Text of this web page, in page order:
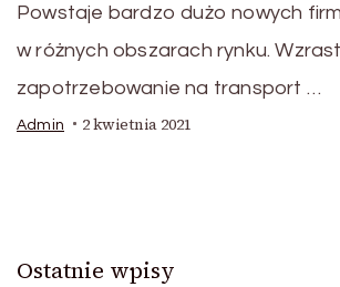
Powstaje bardzo dużo nowych
w różnych obszarach rynku.
zapotrzebowanie na transport …
Admin 2 kwietnia 2021
Ostatnie wpisy